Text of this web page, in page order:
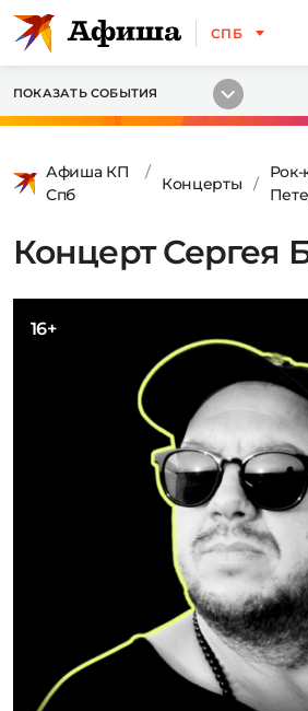
СПБ
ПОКАЗАТЬ СОБЫТИЯ
Афиша КП
Спб
Концерты
Концерт Сергея
16+